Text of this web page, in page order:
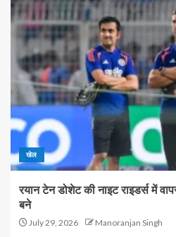
खेल
रयान टेन डोशेट की नाइट राइडर्स में
बने
July 29, 2026 Manoranjan Singh